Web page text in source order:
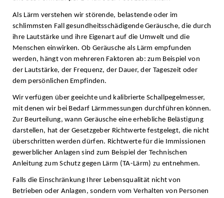
Als Lärm verstehen wir störende, belastende oder im
schlimmsten Fall gesundheitsschädigende Geräusche, die durch
ihre Lautstärke und ihre Eigenart auf die Umwelt und die
Menschen einwirken. Ob Geräusche als Lärm empfunden
werden, hängt von mehreren Faktoren ab: zum Beispiel von
der Lautstärke, der Frequenz, der Dauer, der Tageszeit oder
dem persönlichen Empfinden.
Wir verfügen über geeichte und kalibrierte Schallpegelmesser,
mit denen wir bei Bedarf Lärmmessungen durchführen können.
Zur Beurteilung, wann Geräusche eine erhebliche Belästigung
darstellen, hat der Gesetzgeber Richtwerte festgelegt, die nicht
überschritten werden dürfen. Richtwerte für die Immissionen
gewerblicher Anlagen sind zum Beispiel der Technischen
Anleitung zum Schutz gegen Lärm (TA-Lärm) zu entnehmen.
Falls die Einschränkung Ihrer Lebensqualität nicht von
Betrieben oder Anlagen, sondern vom Verhalten von Personen